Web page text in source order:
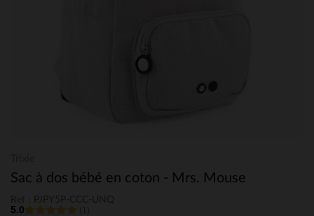
Sac à dos bébé en coton - Mrs. Mouse
5.0